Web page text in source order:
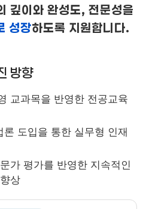
깊이와 완성도, 전문성을
성장하도록 지원합니다.
방향
교과목을 반영한 전공교육
도입을 통한 실무형 인재
가 평가를 반영한 지속적인
상